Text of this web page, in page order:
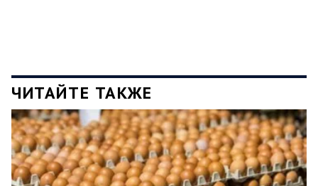
ЧИТАЙТЕ ТАКЖЕ